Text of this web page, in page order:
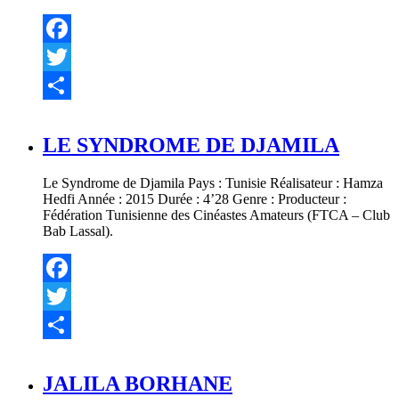
Facebook
Twitter
LE SYNDROME DE DJAMILA
Le Syndrome de Djamila Pays : Tunisie Réalisateur : Hamza
Hedfi Année : 2015 Durée : 4’28 Genre : Producteur :
Fédération Tunisienne des Cinéastes Amateurs (FTCA – Club
Bab Lassal).
Facebook
Twitter
JALILA BORHANE